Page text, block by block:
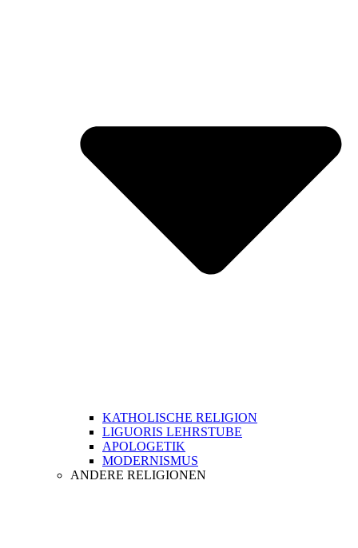
KATHOLISCHE RELIGION
LIGUORIS LEHRSTUBE
APOLOGETIK
MODERNISMUS
ANDERE RELIGIONEN